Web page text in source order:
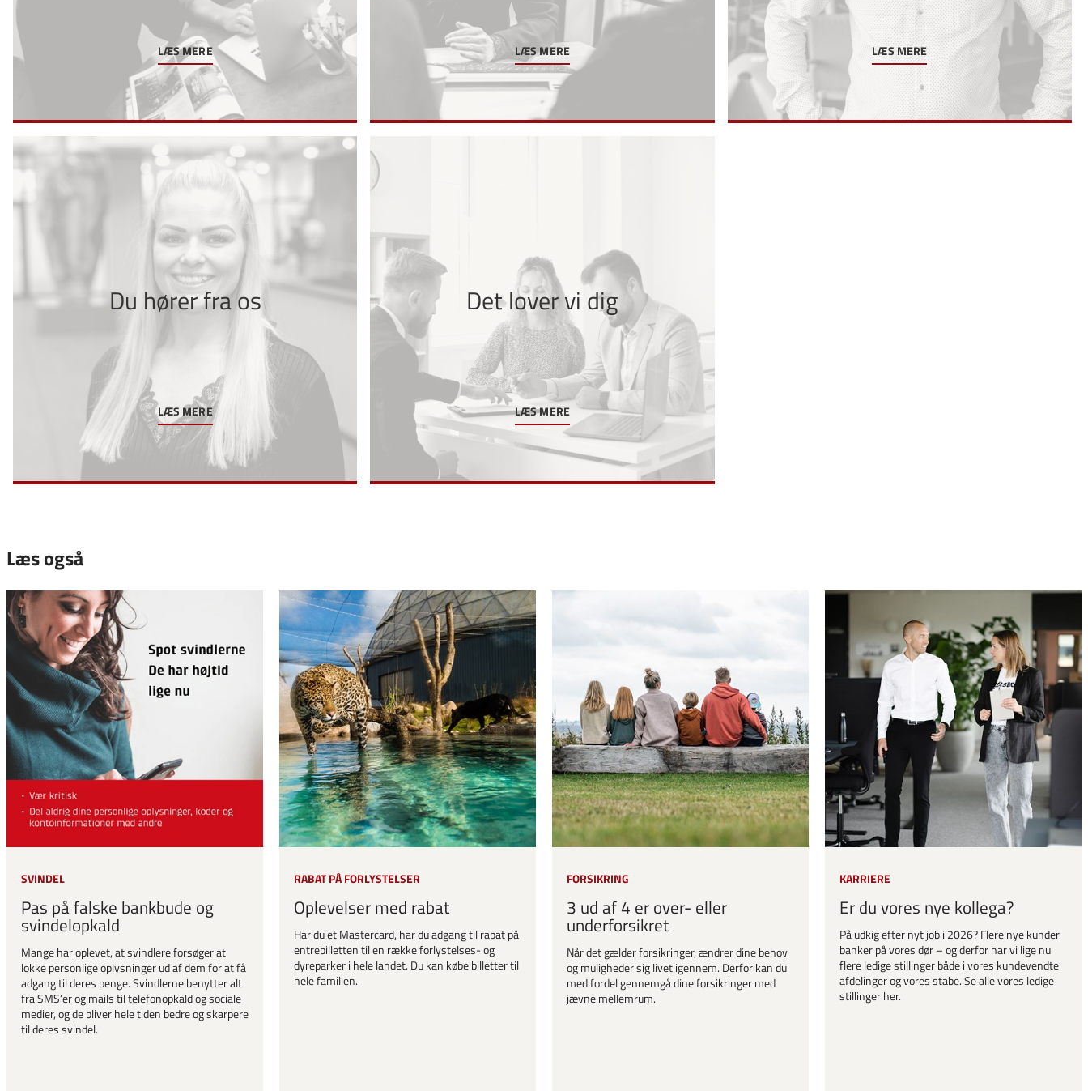
LÆS MERE LÆS MERE LÆS MERE
Du hører fra os
LÆS MERE
Det lover vi dig
LÆS MERE
Læs også
SVINDEL
Pas på falske bankbude og
svindelopkald
Mange har oplevet, at svindlere forsøger at
lokke personlige oplysninger ud af dem for at få
adgang til deres penge. Svindlerne benytter alt
fra SMS’er og mails til telefonopkald og sociale
medier, og de bliver hele tiden bedre og skarpere
til deres svindel.
RABAT PÅ FORLYSTELSER
Oplevelser med rabat
Har du et Mastercard, har du adgang til rabat på
entrebilletten til en række forlystelses- og
dyreparker i hele landet. Du kan købe billetter til
hele familien.
FORSIKRING
3 ud af 4 er over- eller
underforsikret
Når det gælder forsikringer, ændrer dine behov
og muligheder sig livet igennem. Derfor kan du
med fordel gennemgå dine forsikringer med
jævne mellemrum.
KARRIERE
Er du vores nye kollega?
På udkig efter nyt job i 2026? Flere nye kunder
banker på vores dør – og derfor har vi lige nu
flere ledige stillinger både i vores kundevendte
afdelinger og vores stabe. Se alle vores ledige
stillinger her.